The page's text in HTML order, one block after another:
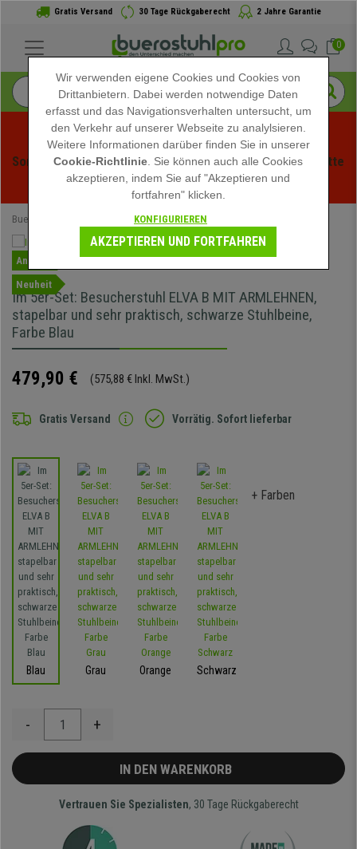
Gratis Versand 30 Tage Rückgaberecht 2 Jahre Garantie
0
Sommerschlussverauf bei buerstuhlpro! Exklusive Rabatte
für kurze Zeit - Aktion ansehen -
Buerostuhlpro Konferenzstühle
Angebot
Neuheit
Im 5er-Set: Besucherstuhl ELVA B MIT ARMLEHNEN,
stapelbar und sehr praktisch, schwarze Stuhlbeine,
Farbe Blau
479,90 € (575,88 € Inkl. MwSt.)
Gratis Versand Vorrätig. Sofort lieferbar
Blau Grau Orange Schwarz
+ Farben
- +
IN DEN WARENKORB
Vertrauen Sie Spezialisten, 30 Tage Rückgaberecht
Wir verwenden eigene Cookies und Cookies von
Drittanbietern. Dabei werden notwendige Daten
erfasst und das Navigationsverhalten untersucht, um
den Verkehr auf unserer Webseite zu analylsieren.
Weitere Informationen darüber finden Sie in unserer
Cookie-Richtlinie . Sie können auch alle Cookies
akzeptieren, indem Sie auf "Akzeptieren und
fortfahren" klicken.
KONFIGURIEREN
AKZEPTIEREN UND FORTFAHREN